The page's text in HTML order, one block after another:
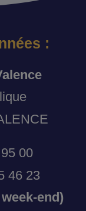
:
00
46 23
end)